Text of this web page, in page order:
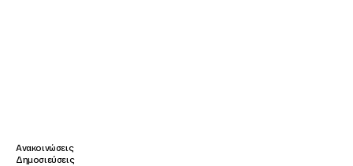
Ανακοινώσεις
Δημοσιεύσεις